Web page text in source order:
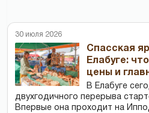
30 июля 2026
Спасская
Елабуге:
цены и
В Елабуге
двухгодичного перерыва
Впервые она проходит на